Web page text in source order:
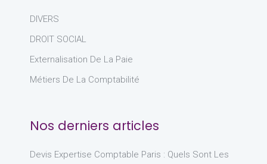
DIVERS
DROIT SOCIAL
Externalisation De La Paie
Métiers De La Comptabilité
Nos derniers articles
Devis Expertise Comptable Paris : Quels Sont Les